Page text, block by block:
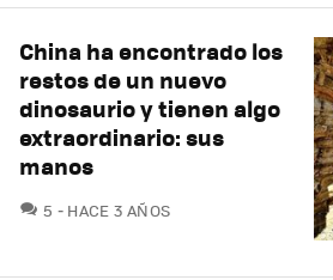
China ha encontrado los
restos de un nuevo
dinosaurio y tienen algo
extraordinario: sus
manos
5 COMENTARIOS
HACE 3 AÑOS